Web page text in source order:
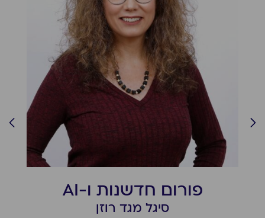
פורום חדשנות ו-AI
סיגל מגד רוזן